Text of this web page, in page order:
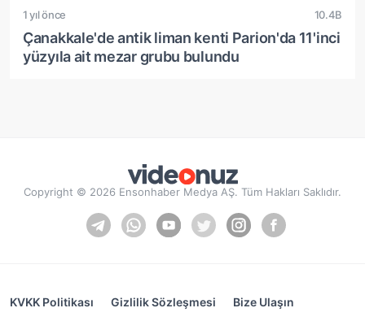
1 yıl önce 10.4B
Çanakkale'de antik liman kenti Parion'da 11'inci
yüzyıla ait mezar grubu bulundu
Copyright © 2026 Ensonhaber Medya AŞ. Tüm Hakları Saklıdır.
KVKK Politikası Gizlilik Sözleşmesi Bize Ulaşın